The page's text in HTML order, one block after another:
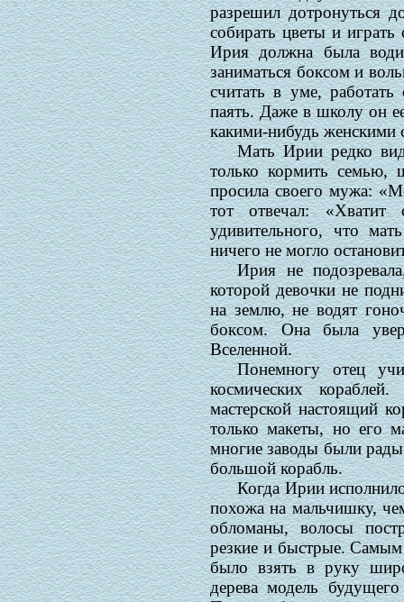
разрешил дотронуться
собирать цветы и играть
Ирия должна была
заниматься боксом и
считать в уме,
паять. Даже в школу он
какими-нибудь женскими
Мать Ирии редко
только кормить семью,
просила своего мужа:
тот отвечал:
удивительного, что
ничего не могло
Ирия не
которой девочки не
на землю, не водят
боксом. Она была
Вселенной.
Понемногу отец
космических
мастерской настоящий
только макеты, но его
многие заводы были рады
большой корабль.
Когда Ирии
похожа на мальчишку,
обломаны, волосы
резкие и быстрые.
было взять в руку
дерева модель